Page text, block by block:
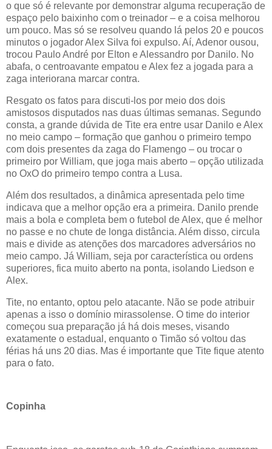
o que só é relevante por demonstrar alguma recuperação de
espaço pelo baixinho com o treinador – e a coisa melhorou
um pouco. Mas só se resolveu quando lá pelos 20 e poucos
minutos o jogador Alex Silva foi expulso. Aí, Adenor ousou,
trocou Paulo André por Elton e Alessandro por Danilo. No
abafa, o centroavante empatou e Alex fez a jogada para a
zaga interiorana marcar contra.
Resgato os fatos para discuti-los por meio dos dois
amistosos disputados nas duas últimas semanas. Segundo
consta, a grande dúvida de Tite era entre usar Danilo e Alex
no meio campo – formação que ganhou o primeiro tempo
com dois presentes da zaga do Flamengo – ou trocar o
primeiro por William, que joga mais aberto – opção utilizada
no OxO do primeiro tempo contra a Lusa.
Além dos resultados, a dinâmica apresentada pelo time
indicava que a melhor opção era a primeira. Danilo prende
mais a bola e completa bem o futebol de Alex, que é melhor
no passe e no chute de longa distância. Além disso, circula
mais e divide as atenções dos marcadores adversários no
meio campo. Já William, seja por característica ou ordens
superiores, fica muito aberto na ponta, isolando Liedson e
Alex.
Tite, no entanto, optou pelo atacante. Não se pode atribuir
apenas a isso o domínio mirassolense. O time do interior
começou sua preparação já há dois meses, visando
exatamente o estadual, enquanto o Timão só voltou das
férias há uns 20 dias. Mas é importante que Tite fique atento
para o fato.
Copinha